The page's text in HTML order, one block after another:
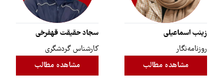
زینب اسماعیلی
روزنامه‌نگار
مشاهده مطالب
سجاد حقیقت قهفرخی
کارشناس گردشگری
مشاهده مطالب